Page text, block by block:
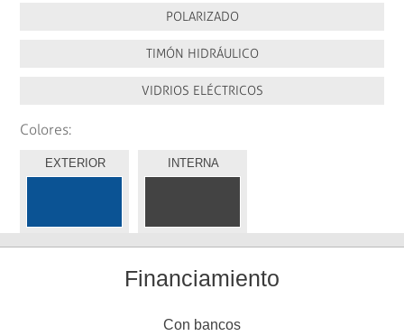
POLARIZADO
TIMÓN HIDRÁULICO
VIDRIOS ELÉCTRICOS
Colores:
EXTERIOR INTERNA
Financiamiento
Con bancos